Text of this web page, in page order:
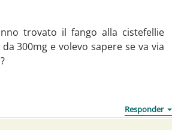
trovato il fango alla cistefellie
300mg e volevo sapere se va via